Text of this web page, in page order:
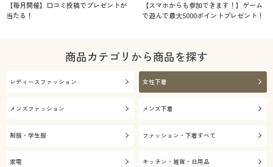
【毎月開催】口コミ投稿でプレゼントが
当たる！
【スマホからも参加できます！】ゲーム
で遊んで最大5000ポイントプレゼント！
商品カテゴリから商品を探す
レディースファッション 女性下着
メンズファッション メンズ下着
制服・学生服 ファッション・下着すべて
家電 キッチン・雑貨・日用品